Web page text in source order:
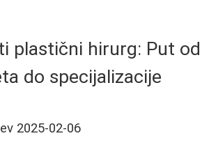
plastični hirurg: Put od
do specijalizacije
2025-02-06